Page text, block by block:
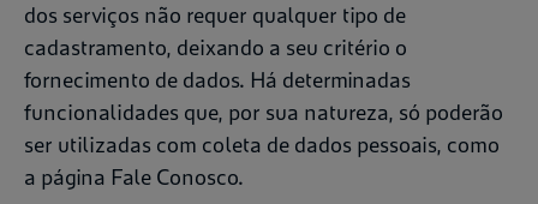
dos serviços não requer qualquer tipo de
cadastramento, deixando a seu critério o
fornecimento de dados. Há determinadas
funcionalidades que, por sua natureza, só poderão
ser utilizadas com coleta de dados pessoais, como
a página Fale Conosco.